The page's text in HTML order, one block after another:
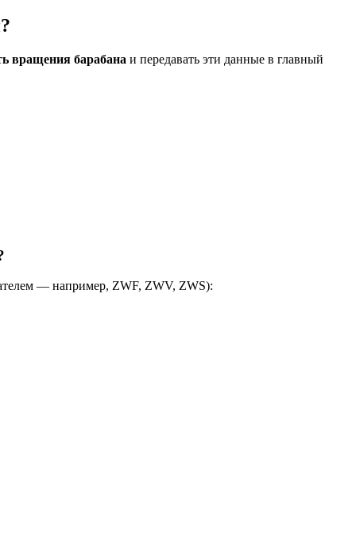
вращения барабана и передавать эти данные в главный
— например, ZWF, ZWV, ZWS):